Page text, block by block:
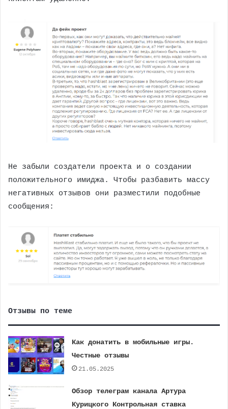
Не забыли создатели проекта и о создании
положительного имиджа. Чтобы разбавить массу
негативных отзывов они разместили подобные
сообщения:
Отзывы по теме
Как донатить в мобильные игры.
Честные отзывы
21.05.2025
Обзор телеграм канала Артура
Курицкого Контрольная ставка